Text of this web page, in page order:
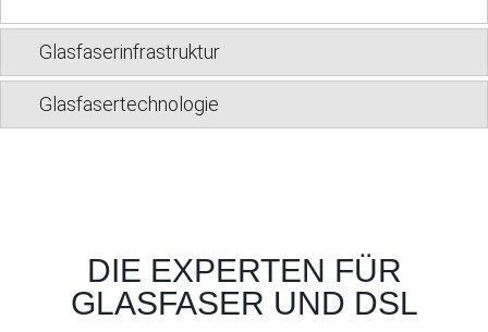
Glasfaserinfrastruktur
Glasfasertechnologie
DIE EXPERTEN FÜR
GLASFASER UND DSL